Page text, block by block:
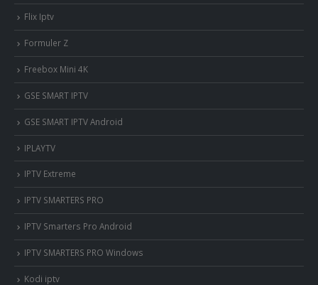
Flix Iptv
Formuler Z
Freebox Mini 4K
‎GSE SMART IPTV
GSE SMART IPTV Android
IPLAYTV
IPTV Extreme
IPTV SMARTERS PRO
IPTV Smarters Pro Android
IPTV SMARTERS PRO Windows
Kodi iptv